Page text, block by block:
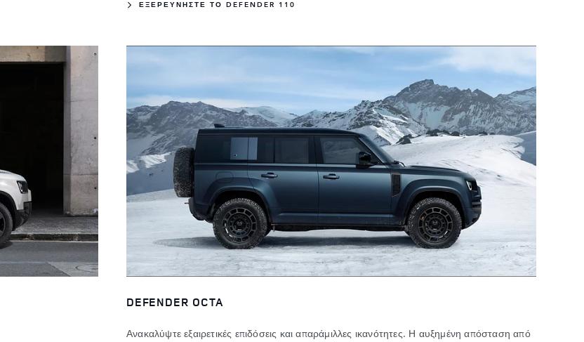
ΕΞΕΡΕΥΝΗΣΤΕ ΤΟ DEFENDER 110
DEFENDER OCTA
Ανακαλύψτε εξαιρετικές επιδόσεις και απαράμιλλες ικανότητες. Η αυξημένη απόσταση από